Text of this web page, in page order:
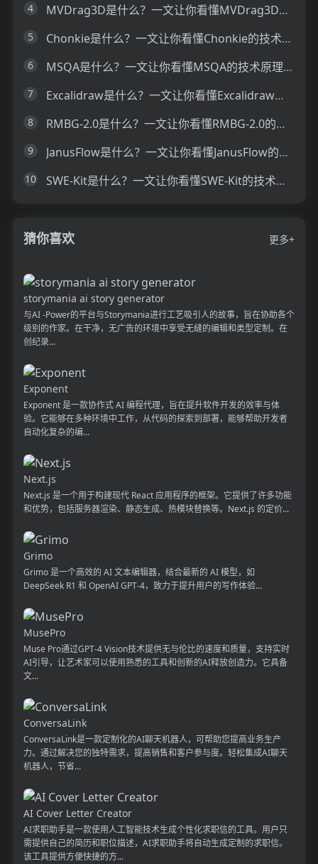
4 MVDrag3D是什么？一文让你看懂MVDrag3D的技术原理、主要功能、应用场景
5 Chonkie是什么？一文让你看懂Chonkie的技术原理、主要功能、应用场景
6 MSQA是什么？一文让你看懂MSQA的技术原理、主要功能、应用场景
7 Excalidraw是什么？一文让你看懂Excalidraw的技术原理、主要功能、应用场景
8 RMBG-2.0是什么？一文让你看懂RMBG-2.0的技术原理、主要功能、应用场景
9 JanusFlow是什么？一文让你看懂JanusFlow的技术原理、主要功能、应用场景
10 SWE-Kit是什么？一文让你看懂SWE-Kit的技术原理、主要功能、应用场景
猜你喜欢 更多+
storymania ai story generator
与AI -Power的平台与Storymania进行工艺吸引人的故事，旨在协助各个
级别的作家。在干净，无广告的环境中享受无缝的编辑和类型定制。在
创纪录...
Exponent
Exponent 是一款协作式 AI 编程代理，旨在提升软件开发的效率与体
验。它能够在多种环境中工作，从代码的探索到部署，能够帮助开发者
自动化复杂的编...
Next.js
Next.js 是一个用于构建现代 React 应用程序的框架。它提供了许多功能
和优势，包括服务器渲染、静态生成、热模块替换等。Next.js 的定价...
Grimo
Grimo 是一个高效的 AI 文本编辑器，结合最新的 AI 模型，如
DeepSeek R1 和 OpenAI GPT-4，致力于提升用户的写作体验...
MusePro
Muse Pro通过GPT-4 Vision技术提供无与伦比的速度和质量，支持实时
AI引导，让艺术家可以使用熟悉的工具和创新的AI释放创造力。它具备
文...
ConversaLink
ConversaLink是一款定制化的AI聊天机器人，可帮助您提高业务生产
力。通过解决您的独特需求，提高销售和客户参与度。轻松集成AI聊天
机器人，节省...
AI Cover Letter Creator
AI求职助手是一款使用人工智能技术生成个性化求职信的工具。用户只
需提供自己的简历和职位描述，AI求职助手将自动生成定制的求职信。
该工具提供方便快捷的方...